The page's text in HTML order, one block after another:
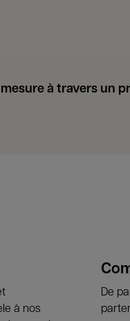
à travers un
à nos
De